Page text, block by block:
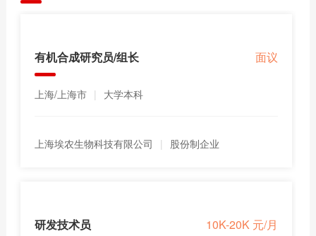
面议
有机合成研究员/组长
上海/上海市 | 大学本科
上海埃农生物科技有限公司 | 股份制企业
10K-20K 元/月
研发技术员